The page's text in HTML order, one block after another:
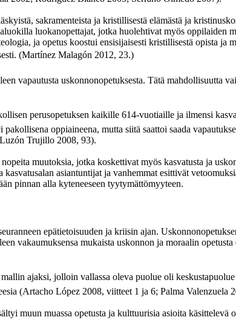
sakramenteista ja kristillisestä elämästä ja
luokanopettajat, jotka huolehtivat myös oppilaiden
ja opetus koostui ensisijaisesti kristillisestä opista ja
(Martínez Malagón 2012, 23.)
vapautusta uskonnonopetuksesta. Tätä mahdollisuutta
perusopetuksen kaikille 614-vuotiaille ja ilmensi
oppiaineena, mutta siitä saattoi saada
Trujillo 2008, 93).
muutoksia, jotka koskettivat myös kasvatusta ja
asiantuntijat ja vanhemmat esittivät
pinnan alla kyteneeseen tyytymättömyyteen.
epätietoisuuden ja kriisin ajan.
vakaumuksensa mukaista uskonnon ja moraalin
ajaksi, jolloin vallassa oleva puolue oli
(Artacho López 2008, viitteet 1 ja 6; Palma Valenzuela
muun muassa opetusta ja kulttuurisia asioita käsittelevä